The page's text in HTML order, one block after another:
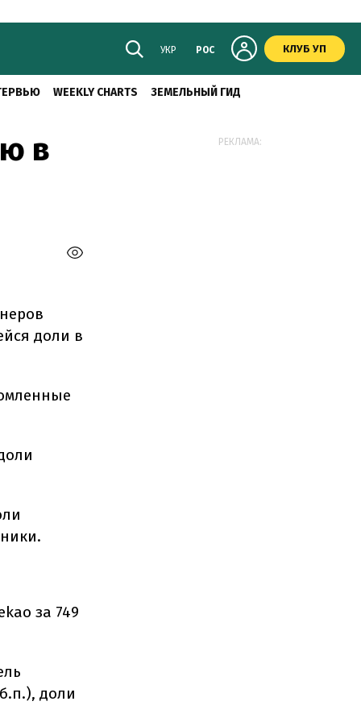
УКР РОС КЛУБ УП
WEEKLY CHARTS ЗЕМЕЛЬНЫЙ ГИД
в
доли в
за 749
доли
РЕКЛАМА: